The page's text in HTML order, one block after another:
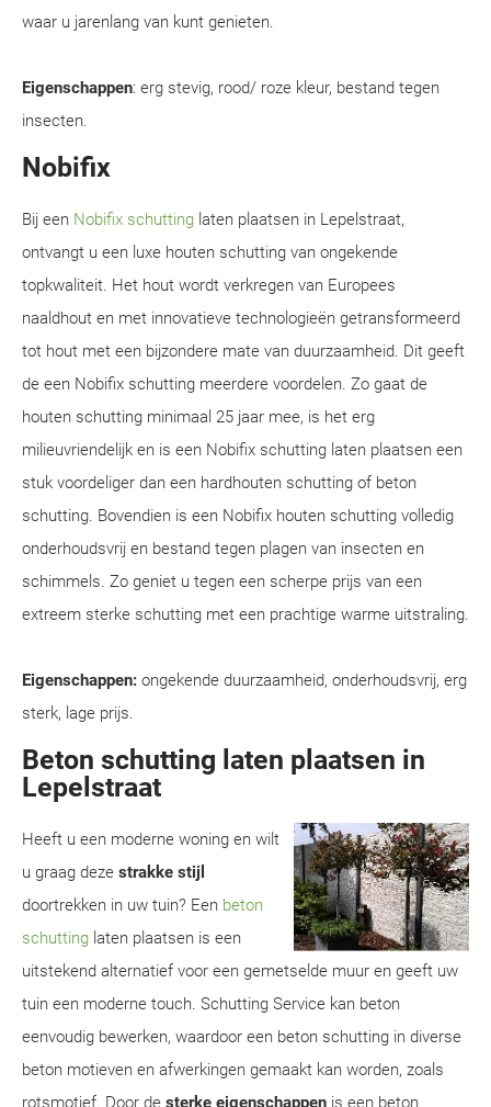
waar u jarenlang van kunt genieten.
Eigenschappen: erg stevig, rood/ roze kleur, bestand tegen
insecten.
Nobifix
Bij een Nobifix schutting laten plaatsen in Lepelstraat,
ontvangt u een luxe houten schutting van ongekende
topkwaliteit. Het hout wordt verkregen van Europees
naaldhout en met innovatieve technologieën getransformeerd
tot hout met een bijzondere mate van duurzaamheid. Dit geeft
de een Nobifix schutting meerdere voordelen. Zo gaat de
houten schutting minimaal 25 jaar mee, is het erg
milieuvriendelijk en is een Nobifix schutting laten plaatsen een
stuk voordeliger dan een hardhouten schutting of beton
schutting. Bovendien is een Nobifix houten schutting volledig
onderhoudsvrij en bestand tegen plagen van insecten en
schimmels. Zo geniet u tegen een scherpe prijs van een
extreem sterke schutting met een prachtige warme uitstraling.
Eigenschappen: ongekende duurzaamheid, onderhoudsvrij, erg
sterk, lage prijs.
Beton schutting laten plaatsen in
Lepelstraat
Heeft u een moderne woning en wilt
u graag deze strakke stijl
doortrekken in uw tuin? Een beton
schutting laten plaatsen is een
uitstekend alternatief voor een gemetselde muur en geeft uw
tuin een moderne touch. Schutting Service kan beton
eenvoudig bewerken, waardoor een beton schutting in diverse
beton motieven en afwerkingen gemaakt kan worden, zoals
rotsmotief. Door de sterke eigenschappen is een beton